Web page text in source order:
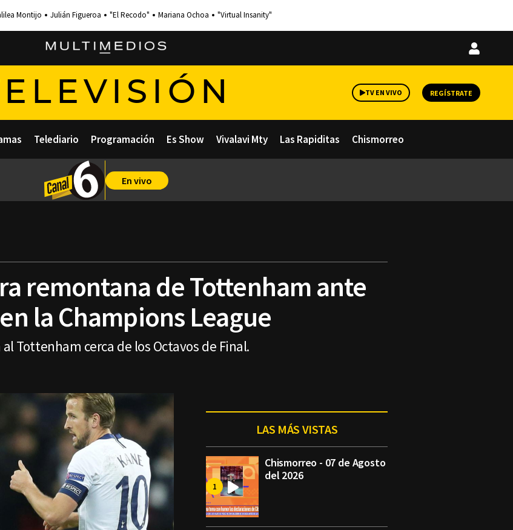
Montijo Julián Figueroa "El Recodo" Mariana Ochoa "Virtual Insanity"
Iniciar
TV EN VIVO REGÍSTRATE
Telediario Programación Es Show Vivalavi Mty Las Rapiditas Chismorreo
En vivo
remontana de Tottenham ante
la Champions League
Tottenham cerca de los Octavos de Final.
LAS MÁS VISTAS
Chismorreo - 07 de Agosto
del 2026